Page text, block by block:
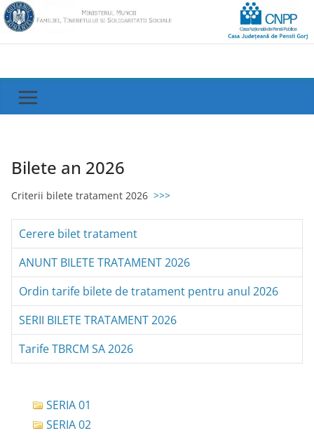
Skip
to
content
Bilete an 2026
Criterii bilete tratament 2026 >>>
Cerere bilet tratament
ANUNT BILETE TRATAMENT 2026
Ordin tarife bilete de tratament pentru anul 2026
SERII BILETE TRATAMENT 2026
Tarife TBRCM SA 2026
SERIA 01
SERIA 02